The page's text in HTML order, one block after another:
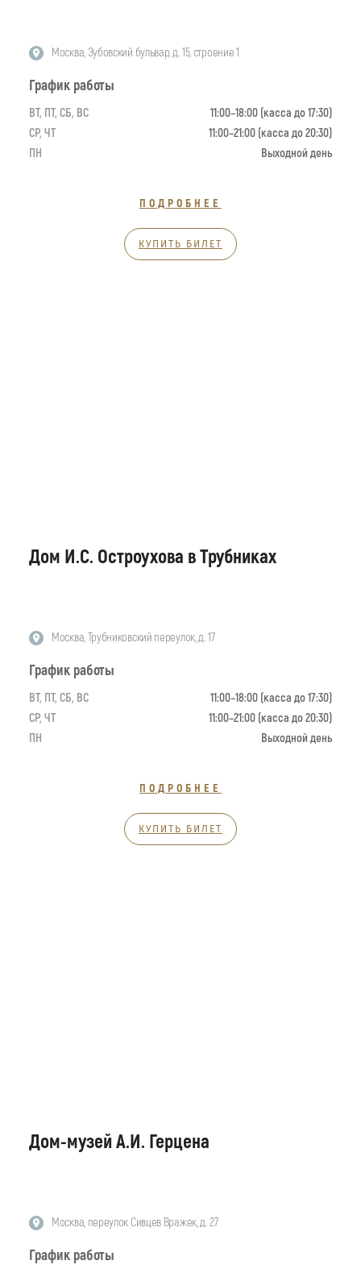
Москва, Зубовский бульвар, д. 15, строение 1
График работы
ВТ, ПТ, СБ, ВС
11:00–18:00 (касса до 17:30)
СР, ЧТ
11:00–21:00 (касса до 20:30)
ПН
Выходной день
ПОДРОБНЕЕ
КУПИТЬ БИЛЕТ
Дом И.С. Остроухова в Трубниках
Москва, Трубниковский переулок, д. 17
График работы
ВТ, ПТ, СБ, ВС
11:00–18:00 (касса до 17:30)
СР, ЧТ
11:00–21:00 (касса до 20:30)
ПН
Выходной день
ПОДРОБНЕЕ
КУПИТЬ БИЛЕТ
Дом-музей А.И. Герцена
Москва, переулок Сивцев Вражек, д. 27
График работы